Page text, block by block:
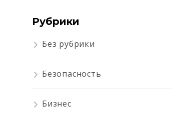
Рубрики
Без рубрики
Безопасность
Бизнес